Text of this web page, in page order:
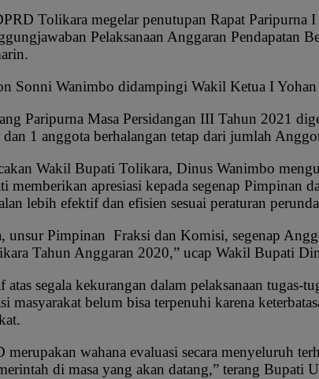
Tolikara megelar penutupan Rapat Paripurna
Pelaksanaan Anggaran Pendapatan
Sonni Wanimbo didampingi Wakil Ketua I
Paripurna Masa Persidangan III Tahun 2021
1 anggota berhalangan tetap dari jumlah
Wakil Bupati Tolikara, Dinus Wanimbo
memberikan apresiasi kepada segenap Pimpinan
lebih efektif dan efisien sesuai peraturan
unsur Pimpinan Fraksi dan Komisi, segenap
Tahun Anggaran 2020,” ucap Wakil Bupati
segala kekurangan dalam pelaksanaan tugas-
belum bisa terpenuhi karena
wahana evaluasi secara menyeluruh
di masa yang akan datang,” terang Bupati